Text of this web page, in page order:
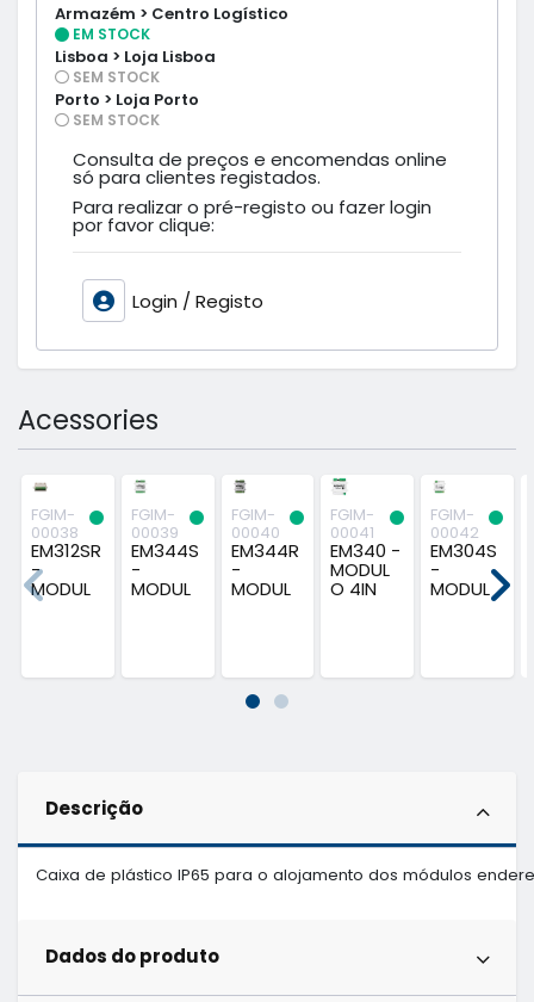
Armazém > Centro Logístico
EM STOCK
Lisboa > Loja Lisboa
SEM STOCK
Porto > Loja Porto
SEM STOCK
Consulta de preços e encomendas online
só para clientes registados.
Para realizar o pré-registo ou fazer login
por favor clique:
Login / Registo
Acessories
FGIM-
00038
EM312SR
-
MODUL
O
A...
FGIM-
00039
EM344S
-
MODUL
4OUT...
FGIM-
00040
EM344R
-
MODUL
UT...
FGIM-
00041
EM340 -
MODUL
O 4IN
FGIM-
00042
EM304S
-
MODUL
Descrição
Caixa de plástico IP65 para o alojamento dos módulos
Dados do produto